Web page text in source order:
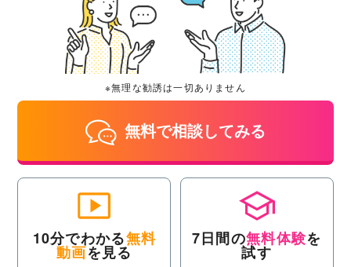
※無理な勧誘は一切ありません
無料で相談してみる
10分でわかる無料
動画を見る
7日間の無料体験を
試す